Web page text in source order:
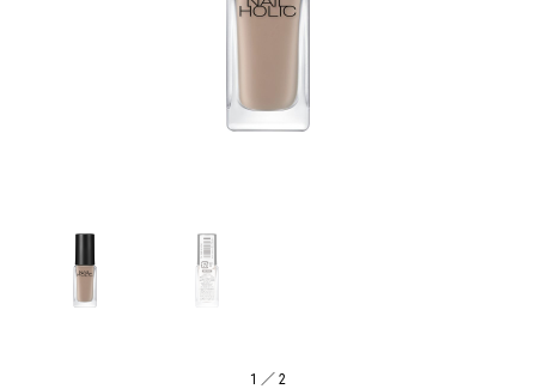
1 ／ 2